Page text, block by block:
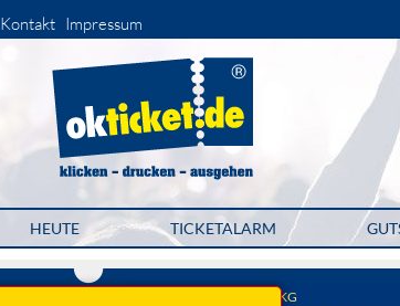
Kontakt Impressum
HEUTE TICKETALARM
Traumfabrik GmbH & Co. KG